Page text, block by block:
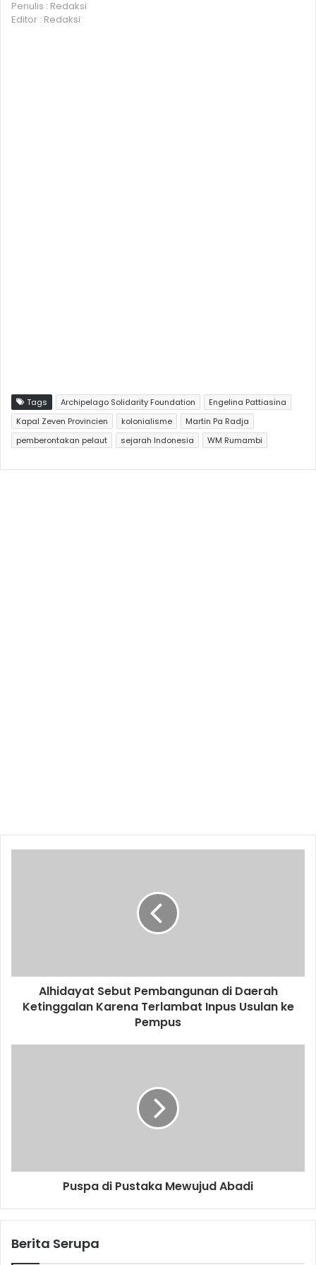
Penulis : Redaksi
Editor : Redaksi
Tags Archipelago Solidarity Foundation
Engelina Pattiasina
Kapal Zeven Provincien
kolonialisme
Martin Pa Radja
pemberontakan pelaut
sejarah Indonesia WM Rumambi
Alhidayat Sebut Pembangunan di Daerah
Ketinggalan Karena Terlambat Inpus Usulan ke
Pempus
Puspa di Pustaka Mewujud Abadi
Berita Serupa